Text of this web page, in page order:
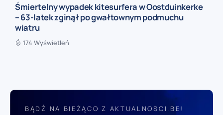
Śmiertelny wypadek kitesurfera w Oostduinkerke
– 63-latek zginął po gwałtownym podmuchu
wiatru
174 Wyświetleń
BĄDŹ NA BIEŻĄCO Z AKTUALNOSCI.BE!